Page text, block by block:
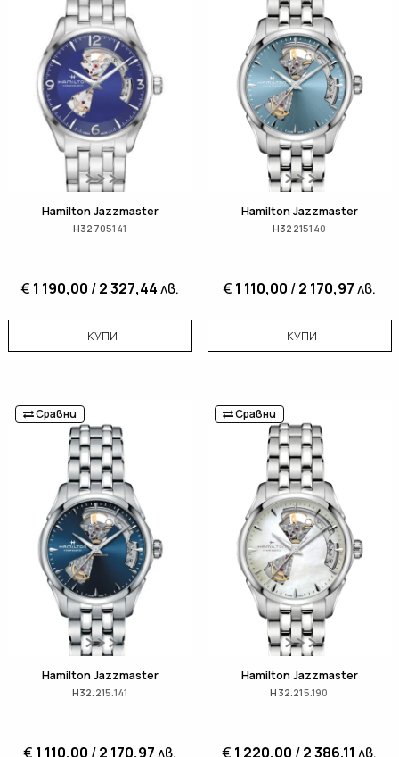
Hamilton Jazzmaster
H32705141
€ 1 190,00 /2 327,44лв.
КУПИ
Hamilton Jazzmaster
H32215140
€ 1 110,00 /2 170,97лв.
КУПИ
Сравни
Hamilton Jazzmaster
H32.215.141
€ 1 110,00 /2 170,97лв.
Сравни
Hamilton Jazzmaster
H32.215.190
€ 1 220,00 /2 386,11 лв.